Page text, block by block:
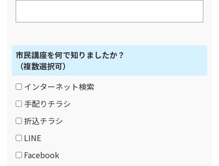
市民講座を何で知りましたか？
（複数選択可）
インターネット検索
手配りチラシ
折込チラシ
LINE
Facebook